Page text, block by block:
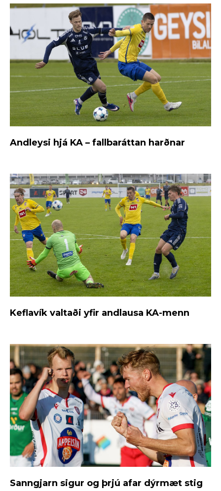
Andleysi hjá KA – fallbaráttan harðnar
Keflavík valtaði yfir andlausa KA-menn
Sanngjarn sigur og þrjú afar dýrmæt stig